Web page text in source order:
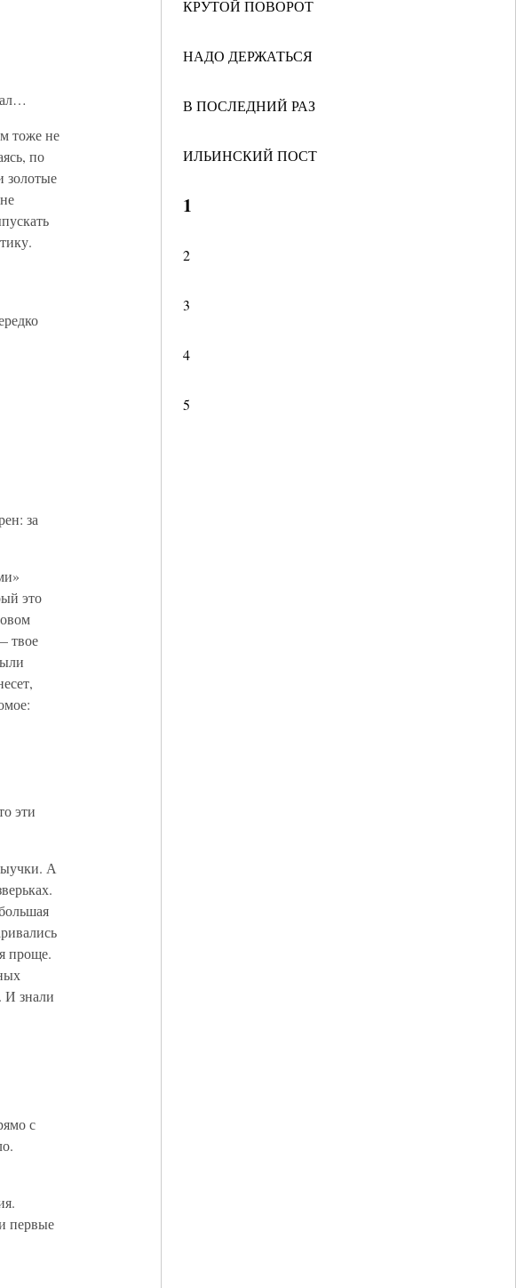
КРУТОЙ ПОВОРОТ
НАДО ДЕРЖАТЬСЯ
В ПОСЛЕДНИЙ РАЗ
ИЛЬИНСКИЙ ПОСТ
1
2
3
4
5
тоже не
по
золотые
за
это
твое
эти
А
проще.
И знали
с
первые